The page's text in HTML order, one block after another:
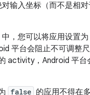
输入坐标（而不是相
，您可以将应用设置为
平台会阻止不可调整
activity，Android 平
false 的应用不得在